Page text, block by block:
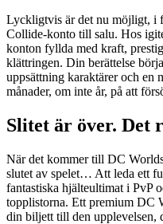
Lyckligtvis är det nu möjligt, i
Collide-konto till salu. Hos
konton fyllda med kraft,
klättringen. Din berättelse
uppsättning karaktärer och en
månader, om inte år, på att
Slitet är över. Det
När det kommer till DC
slutet av spelet… Att leda ett
fantastiska hjälteultimat i PvP
topplistorna. Ett premium DC
din biljett till den upplevelsen,